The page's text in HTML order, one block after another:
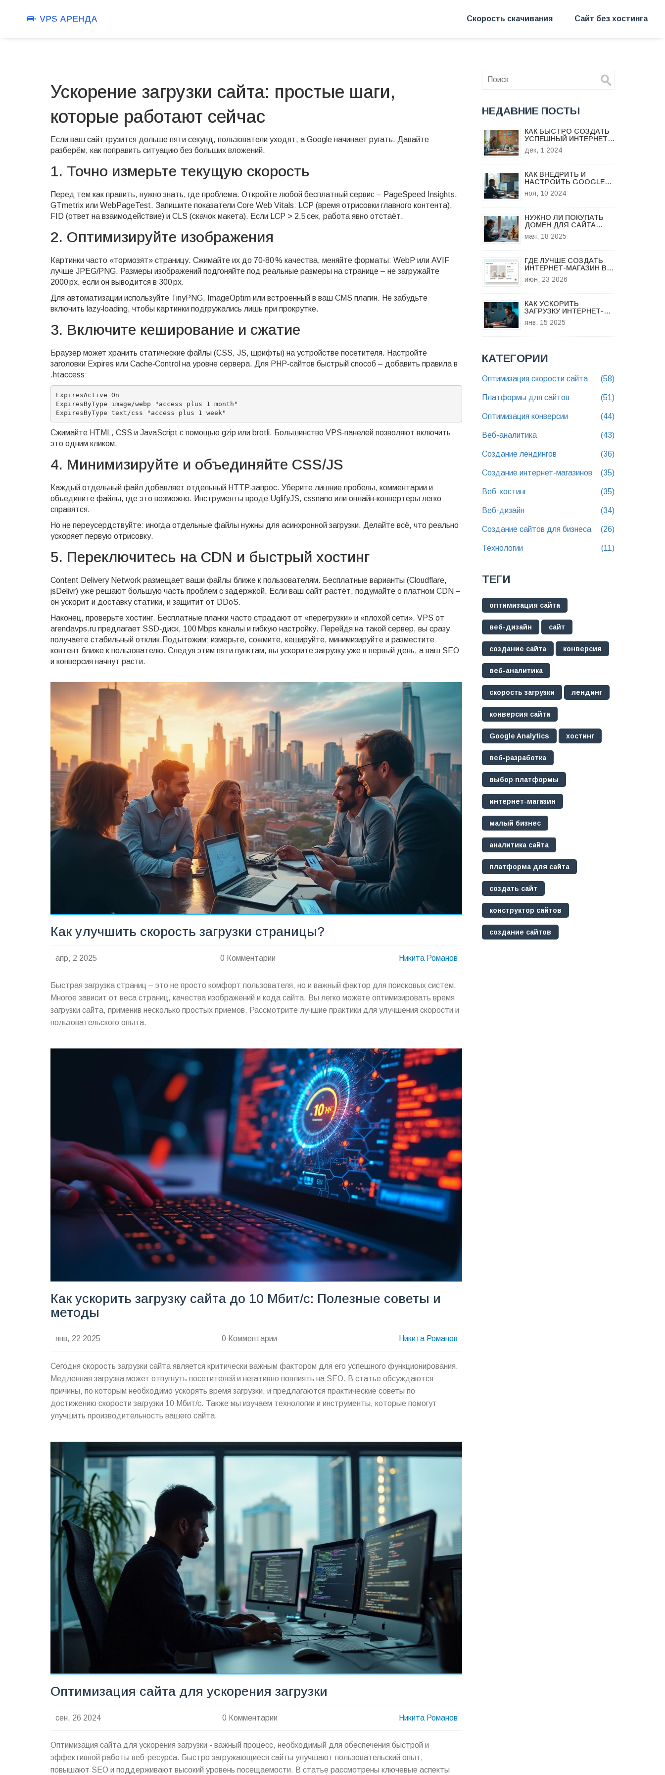
Скорость скачивания Сайт без хостинга
Ускорение загрузки сайта: простые шаги,
которые работают сейчас
Если ваш сайт грузится дольше пяти секунд, пользователи уходят, а Google начинает ругать. Давайте
разберём, как поправить ситуацию без больших вложений.
1. Точно измерьте текущую скорость
Перед тем как править, нужно знать, где проблема. Откройте любой бесплатный сервис – PageSpeed Insights,
GTmetrix или WebPageTest. Запишите показатели Core Web Vitals: LCP (время отрисовки главного контента),
FID (ответ на взаимодействие) и CLS (скачок макета). Если LCP > 2,5 сек, работа явно отстаёт.
2. Оптимизируйте изображения
Картинки часто «тормозят» страницу. Сжимайте их до 70‑80 % качества, меняйте форматы: WebP или AVIF
лучше JPEG/PNG. Размеры изображений подгоняйте под реальные размеры на странице – не загружайте
2000 px, если он выводится в 300 px.
Для автоматизации используйте TinyPNG, ImageOptim или встроенный в ваш CMS плагин. Не забудьте
включить lazy‑loading, чтобы картинки подгружались лишь при прокрутке.
3. Включите кеширование и сжатие
Браузер может хранить статические файлы (CSS, JS, шрифты) на устройстве посетителя. Настройте
заголовки Expires или Cache‑Control на уровне сервера. Для PHP‑сайтов быстрый способ – добавить правила в
.htaccess:
ExpiresActive On
ExpiresByType image/webp "access plus 1 month"
Сжимайте HTML, CSS и JavaScript с помощью gzip или brotli. Большинство VPS‑панелей позволяют включить
это одним кликом.
4. Минимизируйте и объединяйте CSS/JS
Каждый отдельный файл добавляет отдельный HTTP‑запрос. Уберите лишние пробелы, комментарии и
объедините файлы, где это возможно. Инструменты вроде UglifyJS, cssnano или онлайн‑конвертеры легко
справятся.
Но не переусердствуйте: иногда отдельные файлы нужны для асинхронной загрузки. Делайте всё, что реально
ускоряет первую отрисовку.
5. Переключитесь на CDN и быстрый хостинг
Content Delivery Network размещает ваши файлы ближе к пользователям. Бесплатные варианты (Cloudflare,
jsDelivr) уже решают большую часть проблем с задержкой. Если ваш сайт растёт, подумайте о платном CDN –
он ускорит и доставку статики, и защитит от DDoS.
Наконец, проверьте хостинг. Бесплатные планки часто страдают от «перегрузки» и «плохой сети». VPS от
arendavps.ru предлагает SSD‑диск, 100 Mbps каналы и гибкую настройку. Перейдя на такой сервер, вы сразу
получаете стабильный отклик.Подытожим: измерьте, сожмите, кешируйте, минимизируйте и разместите
контент ближе к пользователю. Следуя этим пяти пунктам, вы ускорите загрузку уже в первый день, а ваш SEO
и конверсия начнут расти.
Как улучшить скорость загрузки страницы?
апр, 2 2025 0 Комментарии Никита Романов
Быстрая загрузка страниц – это не просто комфорт пользователя, но и важный фактор для поисковых систем.
Многое зависит от веса страниц, качества изображений и кода сайта. Вы легко можете оптимизировать время
загрузки сайта, применив несколько простых приемов. Рассмотрите лучшие практики для улучшения скорости и
пользовательского опыта.
Как ускорить загрузку сайта до 10 Мбит/с: Полезные советы и
методы
янв, 22 2025 0 Комментарии Никита Романов
Сегодня скорость загрузки сайта является критически важным фактором для его успешного функционирования.
Медленная загрузка может отпугнуть посетителей и негативно повлиять на SEO. В статье обсуждаются
причины, по которым необходимо ускорять время загрузки, и предлагаются практические советы по
достижению скорости загрузки 10 Мбит/с. Также мы изучаем технологии и инструменты, которые помогут
улучшить производительность вашего сайта.
Оптимизация сайта для ускорения загрузки
сен, 26 2024 0 Комментарии Никита Романов
Оптимизация сайта для ускорения загрузки - важный процесс, необходимый для обеспечения быстрой и
эффективной работы веб-ресурса. Быстро загружающиеся сайты улучшают пользовательский опыт,
повышают SEO и поддерживают высокий уровень посещаемости. В статье рассмотрены ключевые аспекты
НЕДАВНИЕ ПОСТЫ
КАК БЫСТРО СОЗДАТЬ
УСПЕШНЫЙ ИНТЕРНЕТ-
МАГАЗИН
дек, 1 2024
КАК ВНЕДРИТЬ И
НАСТРОИТЬ GOOGLE
ANALYTICS НА ВАШ
САЙТ
ноя, 10 2024
НУЖНО ЛИ ПОКУПАТЬ
ДОМЕН ДЛЯ САЙТА
МАЛОГО БИЗНЕСА?
мая, 18 2025
ГДЕ ЛУЧШЕ СОЗДАТЬ
ИНТЕРНЕТ-МАГАЗИН В
2026 ГОДУ: ВЫБОР
ПЛАТФОРМЫ
июн, 23 2026
КАК УСКОРИТЬ
ЗАГРУЗКУ ИНТЕРНЕТ-
СТРАНИЦ В БРАУЗЕРЕ
янв, 15 2025
КАТЕГОРИИ
Оптимизация скорости сайта (58)
Платформы для сайтов (51)
Оптимизация конверсии (44)
Веб-аналитика (43)
Создание лендингов (36)
Создание интернет-магазинов (35)
Веб-хостинг (35)
Веб-дизайн (34)
Создание сайтов для бизнеса (26)
Технологии (11)
ТЕГИ
оптимизация сайта
веб-дизайн сайт
создание сайта конверсия
веб-аналитика
скорость загрузки лендинг
конверсия сайта
Google Analytics хостинг
веб-разработка
выбор платформы
интернет-магазин
малый бизнес
аналитика сайта
платформа для сайта
создать сайт
конструктор сайтов
создание сайтов